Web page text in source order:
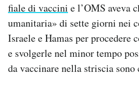
fiale di vaccini e l’OMS aveva
umanitaria» di sette giorni nei
Israele e Hamas per procedere
e svolgerle nel minor tempo
da vaccinare nella striscia